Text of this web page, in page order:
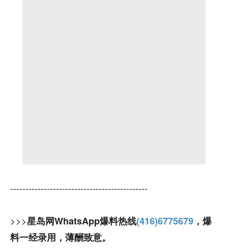
---------------------------------------------
>>>星岛网WhatsApp爆料热线(416)6775679 ，爆
料一经录用，薄酬致意。